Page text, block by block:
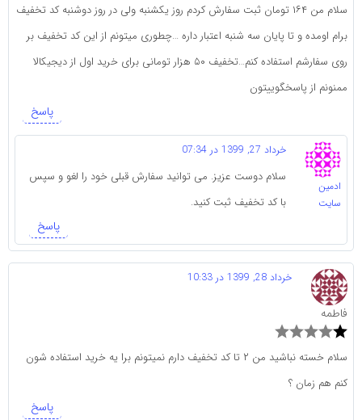
سلام من ۱۶۴ تومان ثبت سفارش کردم روز یکشنبه ولی در روز دوشنبه کد تخفیف
برام اومده و تا پایان سه شنبه اعتبار داره …چطوری میتونم از این کد تخفیف بر
روی سفارشم استفاده کنم…تخفیف ۵۰ هزار تومانی برای خرید اول از دیجیکالا
ممنونم از پاسخگوییتون
پاسخ
ادمین
سایت
خرداد 27, 1399 در 07:34
سلام دوست عزیز. می توانید سفارش قبلی خود را لغو و سپس
با کد تخفیف ثبت کنید.
پاسخ
فاطمه
خرداد 28, 1399 در 10:33
سلام خسته نباشید من ۲ تا کد تخفیف دارم نمیتونم برا یه خرید استفاده شون
کنم هم زمان ؟
پاسخ